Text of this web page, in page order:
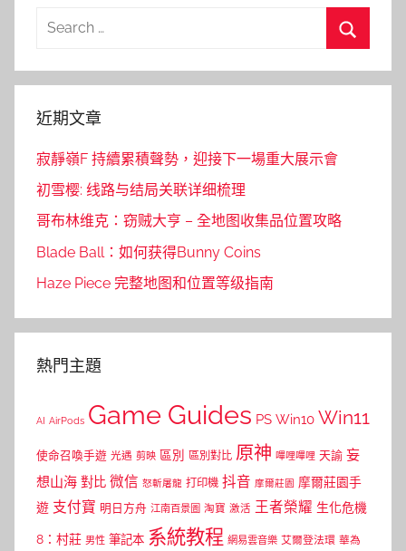
Search
近期文章
寂靜嶺F 持續累積聲勢，迎接下一場重大展示會
初雪樱: 线路与结局关联详细梳理
哥布林维克：窃贼大亨 – 全地图收集品位置攻略
Blade Ball：如何获得Bunny Coins
Haze Piece 完整地图和位置等级指南
熱門主題
AI AirPods Game Guides PS Win10 Win11
使命召喚手遊 光遇 剪映 區別 區別對比 原神 嗶哩嗶哩 天諭 妄
想山海 對比 微信 怒斬屠龍 打印機 抖音 摩爾莊園 摩爾莊園手
遊 支付寶 明日方舟 江南百景圖 淘寶 激活 王者榮耀 生化危機
8：村莊 男性 筆記本 系統教程 網易雲音樂 艾爾登法環 華為